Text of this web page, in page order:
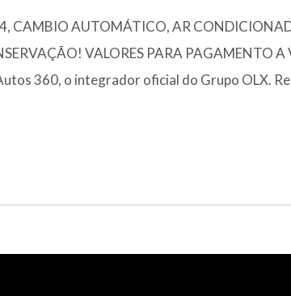
CAMBIO AUTOMÁTICO, AR
VALORES PARA PAGAMENTO
360, o integrador oficial do Grupo OLX.